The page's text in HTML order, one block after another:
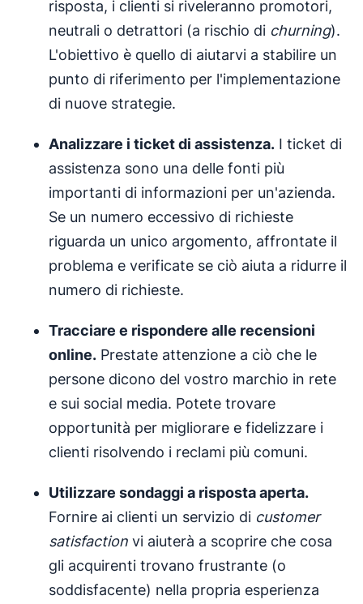
risposta, i clienti si riveleranno promotori,
neutrali o detrattori (a rischio di churning).
L'obiettivo è quello di aiutarvi a stabilire un
punto di riferimento per l'implementazione
di nuove strategie.
Analizzare i ticket di assistenza. I ticket di
assistenza sono una delle fonti più
importanti di informazioni per un'azienda.
Se un numero eccessivo di richieste
riguarda un unico argomento, affrontate il
problema e verificate se ciò aiuta a ridurre il
numero di richieste.
Tracciare e rispondere alle recensioni
online. Prestate attenzione a ciò che le
persone dicono del vostro marchio in rete
e sui social media. Potete trovare
opportunità per migliorare e fidelizzare i
clienti risolvendo i reclami più comuni.
Utilizzare sondaggi a risposta aperta.
Fornire ai clienti un servizio di customer
satisfaction vi aiuterà a scoprire che cosa
gli acquirenti trovano frustrante (o
soddisfacente) nella propria esperienza